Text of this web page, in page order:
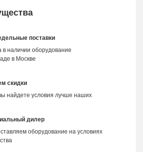
поставки
в наличии оборудование
в Москве
скидки
найдете условия лучше наших
дилер
оборудование на условиях